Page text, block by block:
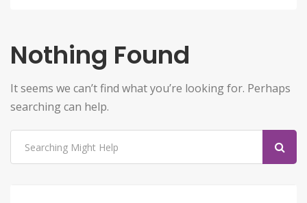
Nothing Found
It seems we can’t find what you’re looking for. Perhaps
searching can help.